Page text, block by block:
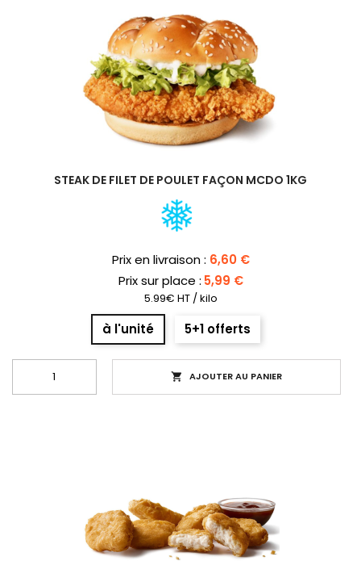
STEAK DE FILET DE POULET FAÇON MCDO 1KG
Prix
Prix en livraison : 6,60 €
Prix sur place : 5,99 €
5.99€ HT / kilo
à l'unité 5+1 offerts
 AJOUTER AU PANIER